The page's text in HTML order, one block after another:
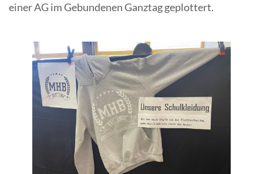
einer AG im Gebundenen Ganztag geplottert.